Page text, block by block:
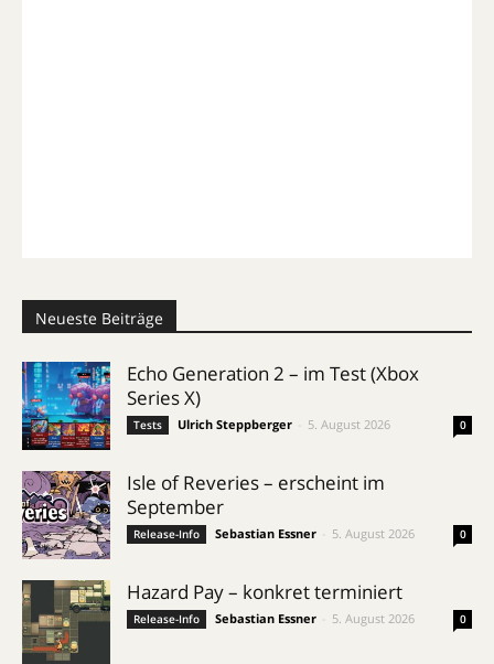
Neueste Beiträge
Echo Generation 2 – im Test (Xbox
Series X)
Tests Ulrich Steppberger 5. August 2026 0
Isle of Reveries – erscheint im
September
Release-Info Sebastian Essner 5. August 2026 0
Hazard Pay – konkret terminiert
Release-Info Sebastian Essner 5. August 2026 0